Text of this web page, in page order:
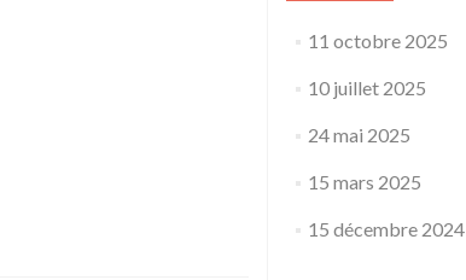
11 octobre 2025
10 juillet 2025
24 mai 2025
15 mars 2025
15 décembre 2024